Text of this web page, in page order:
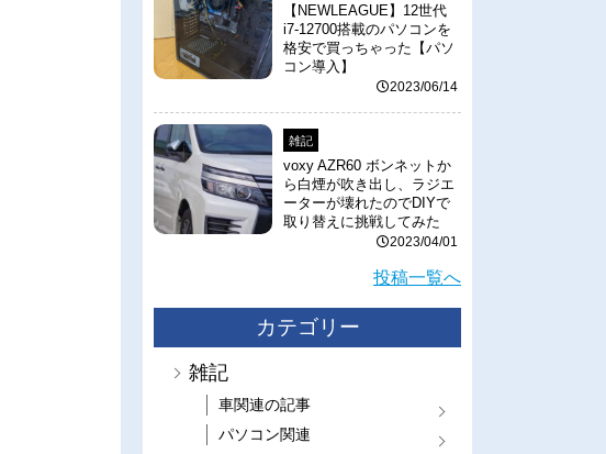
【NEWLEAGUE】12世代
i7-12700搭載のパソコンを
格安で買っちゃった【パソ
コン導入】
2023/06/14
雑記
voxy AZR60 ボンネットか
ら白煙が吹き出し、ラジエ
ーターが壊れたのでDIYで
取り替えに挑戦してみた
2023/04/01
投稿一覧へ
カテゴリー
雑記
車関連の記事
パソコン関連